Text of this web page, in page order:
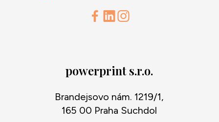
powerprint s.r.o.
Brandejsovo nám. 1219/1,
165 00 Praha Suchdol